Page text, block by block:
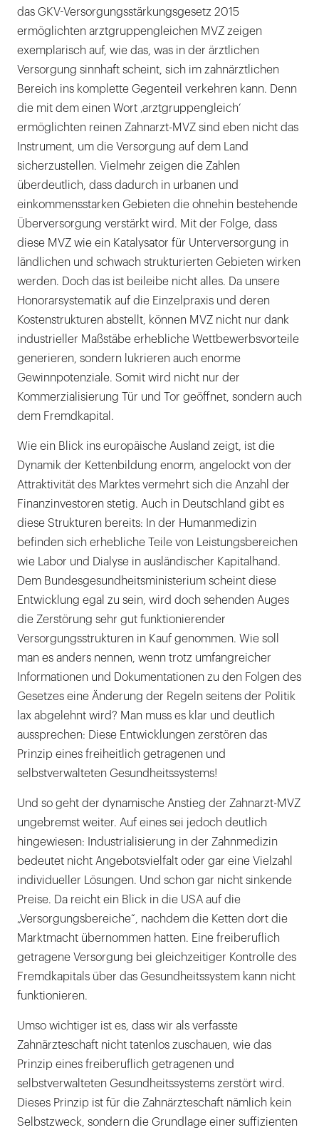
das GKV-Versorgungsstärkungsgesetz 2015
ermöglichten arztgruppengleichen MVZ zeigen
exemplarisch auf, wie das, was in der ärztlichen
Versorgung sinnhaft scheint, sich im zahnärztlichen
Bereich ins komplette Gegenteil verkehren kann. Denn
die mit dem einen Wort ‚arztgruppengleich‘
ermöglichten reinen Zahnarzt-MVZ sind eben nicht das
Instrument, um die Versorgung auf dem Land
sicherzustellen. Vielmehr zeigen die Zahlen
überdeutlich, dass dadurch in urbanen und
einkommensstarken Gebieten die ohnehin bestehende
Überversorgung verstärkt wird. Mit der Folge, dass
diese MVZ wie ein Katalysator für Unterversorgung in
ländlichen und schwach strukturierten Gebieten wirken
werden. Doch das ist beileibe nicht alles. Da unsere
Honorarsystematik auf die Einzelpraxis und deren
Kostenstrukturen abstellt, können MVZ nicht nur dank
industrieller Maßstäbe erhebliche Wettbewerbsvorteile
generieren, sondern lukrieren auch enorme
Gewinnpotenziale. Somit wird nicht nur der
Kommerzialisierung Tür und Tor geöffnet, sondern auch
dem Fremdkapital.
Wie ein Blick ins europäische Ausland zeigt, ist die
Dynamik der Kettenbildung enorm, angelockt von der
Attraktivität des Marktes vermehrt sich die Anzahl der
Finanzinvestoren stetig. Auch in Deutschland gibt es
diese Strukturen bereits: In der Humanmedizin
befinden sich erhebliche Teile von Leistungsbereichen
wie Labor und Dialyse in ausländischer Kapitalhand.
Dem Bundesgesundheitsministerium scheint diese
Entwicklung egal zu sein, wird doch sehenden Auges
die Zerstörung sehr gut funktionierender
Versorgungsstrukturen in Kauf genommen. Wie soll
man es anders nennen, wenn trotz umfangreicher
Informationen und Dokumentationen zu den Folgen des
Gesetzes eine Änderung der Regeln seitens der Politik
lax abgelehnt wird? Man muss es klar und deutlich
aussprechen: Diese Entwicklungen zerstören das
Prinzip eines freiheitlich getragenen und
selbstverwalteten Gesundheitssystems!
Und so geht der dynamische Anstieg der Zahnarzt-MVZ
ungebremst weiter. Auf eines sei jedoch deutlich
hingewiesen: Industrialisierung in der Zahnmedizin
bedeutet nicht Angebotsvielfalt oder gar eine Vielzahl
individueller Lösungen. Und schon gar nicht sinkende
Preise. Da reicht ein Blick in die USA auf die
„Versorgungsbereiche“, nachdem die Ketten dort die
Marktmacht übernommen hatten. Eine freiberuflich
getragene Versorgung bei gleichzeitiger Kontrolle des
Fremdkapitals über das Gesundheitssystem kann nicht
funktionieren.
Umso wichtiger ist es, dass wir als verfasste
Zahnärzteschaft nicht tatenlos zuschauen, wie das
Prinzip eines freiberuflich getragenen und
selbstverwalteten Gesundheitssystems zerstört wird.
Dieses Prinzip ist für die Zahnärzteschaft nämlich kein
Selbstzweck, sondern die Grundlage einer suffizienten